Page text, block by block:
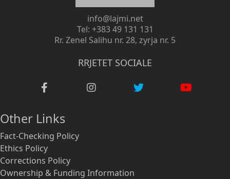
info@lajmi.net
Tel: +383 49 131 131
Rr. Zenel Salihu nr. 28, zyrja nr. 5
RRJETET SOCIALE
Other Links
Fact-Checking Policy
Ethics Policy
Corrections Policy
Ownership & Funding Information